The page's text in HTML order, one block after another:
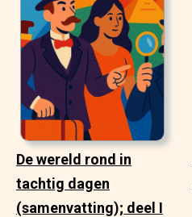
De wereld rond in
tachtig dagen
(samenvatting); deel I